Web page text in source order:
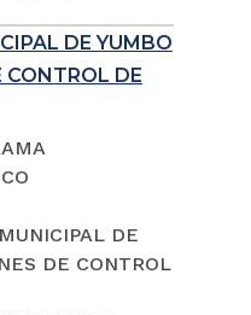
DE YUMBO
CONTROL DE
DE
DE CONTROL